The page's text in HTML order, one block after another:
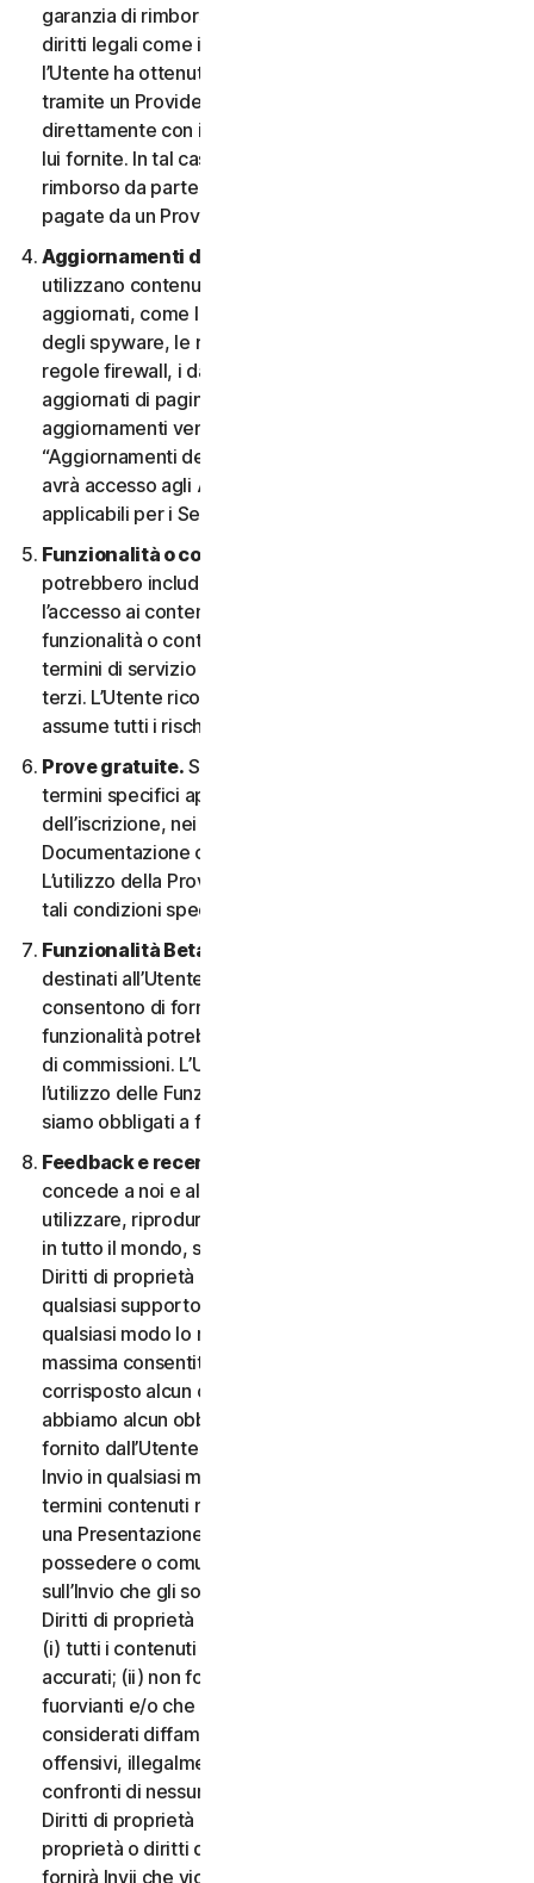
garanzia di rimborso, indipendentemente da eventuali
diritti legali come i diritti di recesso. Tuttavia, se
l’Utente ha ottenuto il diritto di utilizzare il Servizio
tramite un Provider e desidera annullarlo, deve farlo
direttamente con il Provider, seguendo le istruzioni da
lui fornite. In tal caso, non si ha diritto a nessun
rimborso da parte nostra di eventuali commissioni
pagate da un Provider.
Aggiornamenti dei contenuti.
utilizzano contenuti che vengono periodicamente
aggiornati, come le definizioni dei virus, le definizioni
degli spyware, le regole antispam, gli elenchi URL, le
regole firewall, i dati di vulnerabilità e gli elenchi
aggiornati di pagine web autenticate. Questi
aggiornamenti vengono definiti collettivamente
“Aggiornamenti dei contenuti”. In tal caso, l’Utente
avrà accesso agli Aggiornamenti dei contenuti
applicabili per i Servizi durante il Periodo del Servizio.
Funzionalità o contenuti di terzi.
potrebbero includere funzionalità di terzi o consentire
l’accesso ai contenuti di un sito Web di terzi. Tali
funzionalità o contenuti possono essere soggetti ai
termini di servizio e alle informative sulla privacy di tali
terzi. L’Utente riconosce la sola responsabilità e si
assume tutti i rischi derivanti dall’uso di risorse di terzi.
Prove gratuite. Se offriamo una Prova gratuita, i
termini specifici applicabili saranno forniti al momento
dell’iscrizione, nei materiali promozionali e/o nella
Documentazione che ne descrivono i dettagli.
L’utilizzo della Prova gratuita è soggetto al rispetto di
tali condizioni specifiche.
Funzionalità Beta.
destinati all’Utente le funzionalità Beta che
consentono di fornire feedback. L’utilizzo di tali
funzionalità potrebbe essere soggetto al pagamento
di commissioni. L’Utente comprende e accetta che
l’utilizzo delle Funzionalità Beta è volontario e non
siamo obbligati a fornire alcuna Funzionalità Beta.
Feedback e recensioni.
concede a noi e alle nostre affiliate l’autorizzazione a
utilizzare, riprodurre, copiare e tradurre il proprio Invio
in tutto il mondo, secondo i termini di protezione dei
Diritti di proprietà intellettuale, in qualsiasi forma e su
qualsiasi supporto, senza alcuna restrizione e in
qualsiasi modo lo riteniamo opportuno, nella misura
massima consentita dalla legge applicabile. Non sarà
corrisposto alcun compenso per l’uso dell’Invio. Non
abbiamo alcun obbligo di pubblicare o utilizzare l’Invio
fornito dall’Utente e possiamo rimuovere qualsiasi
Invio in qualsiasi momento, in particolare se viola i
termini contenuti nel presente documento. Fornendo
una Presentazione, l’Utente dichiara e garantisce di
possedere o comunque controllare tutti i diritti
sull’Invio che gli sono necessari per fornirlo, inclusi i
Diritti di proprietà intellettuale. L’Utente accetta che:
(i) tutti i contenuti dei propri Invii devono essere
accurati; (ii) non fornirà Invii ritenuti falsi, inesatti o
fuorvianti e/o che possano essere ragionevolmente
considerati diffamatori, calunniosi, deprecabili,
offensivi, illegalmente intimidatori o molesti nei
confronti di nessuno; (iii) non fornirà Invii che violano i
Diritti di proprietà intellettuale di terzi o altri diritti di
proprietà o diritti di pubblicità o privacy; (iv) non
fornirà Invii che violano qualsiasi legge, statuto,